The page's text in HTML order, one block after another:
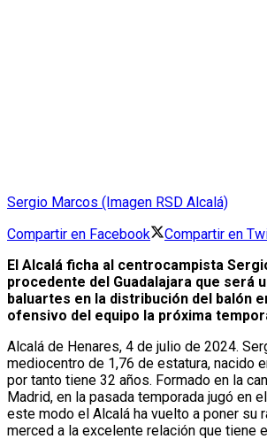
Sergio Marcos (Imagen RSD Alcalá)
Compartir en Facebook
Compartir en
El Alcalá ficha al centrocampista
procedente del Guadalajara que será
baluartes en la distribución del balón
ofensivo del equipo la próxima
Alcalá de Henares, 4 de julio de 2024.
mediocentro de 1,76 de estatura, nacido
por tanto tiene 32 años. Formado en la
Madrid, en la pasada temporada jugó en
este modo el Alcalá ha vuelto a poner su
merced a la excelente relación que tiene